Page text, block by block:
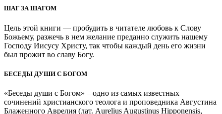
ШАГ ЗА ШАГОМ
Цель этой книги — пробудить в читателе любовь к Слову
Божьему, разжечь в нем желание преданно служить нашему
Господу Иисусу Христу, так чтобы каждый день его жизни
был прожит во славу Богу.
БЕСЕДЫ ДУШИ С БОГОМ
«Беседы души с Богом» – одно из самых известных
сочинений христианского теолога и проповедника Августина
Блаженного Аврелия (лат. Aurelius Augustinus Hipponensis,